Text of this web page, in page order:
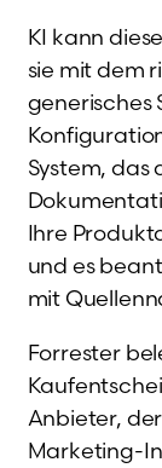
KI kann
sie mit dem
generisches
System, das
Ihre
und es
mit
Forrester
Anbieter,
Marketing-